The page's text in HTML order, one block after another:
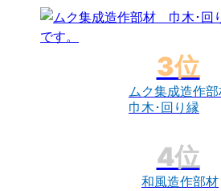
ムク集成造作
巾木･回り縁
和風造作部材